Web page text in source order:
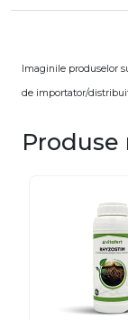
Imaginile produselor
de importator/